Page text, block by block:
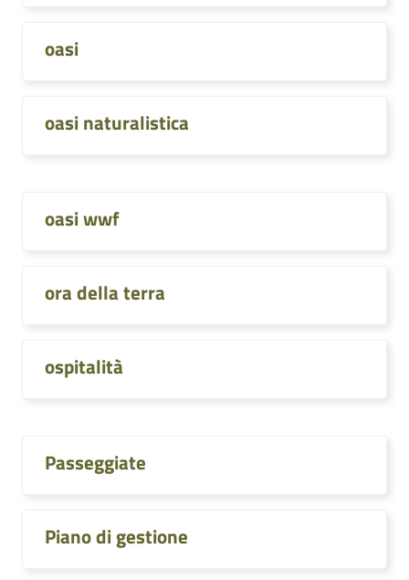
oasi
oasi naturalistica
oasi wwf
ora della terra
ospitalità
Passeggiate
Piano di gestione